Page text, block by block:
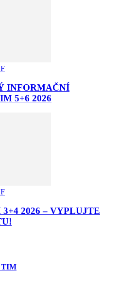
INFORMAČNÍ
5+6 2026
2026 – VYPLUJTE
TIM